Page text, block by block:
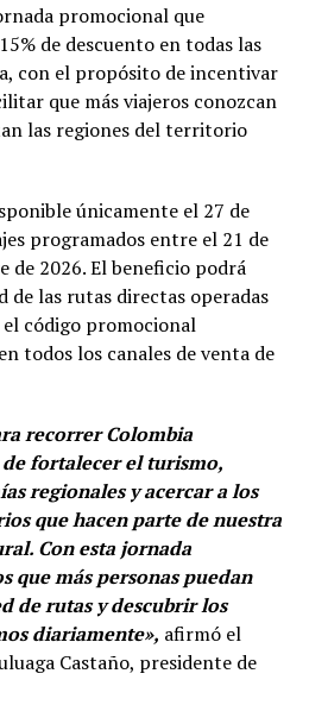
promocional que
de descuento en todas las
con el propósito de incentivar
que más viajeros conozcan
las regiones del territorio
únicamente el 27 de
programados entre el 21 de
de 2026. El beneficio podrá
las rutas directas operadas
código promocional
todos los canales de venta de
recorrer Colombia
fortalecer el turismo,
regionales y acercar a los
que hacen parte de nuestra
Con esta jornada
que más personas puedan
de rutas y descubrir los
diariamente», afirmó el
Castaño, presidente de